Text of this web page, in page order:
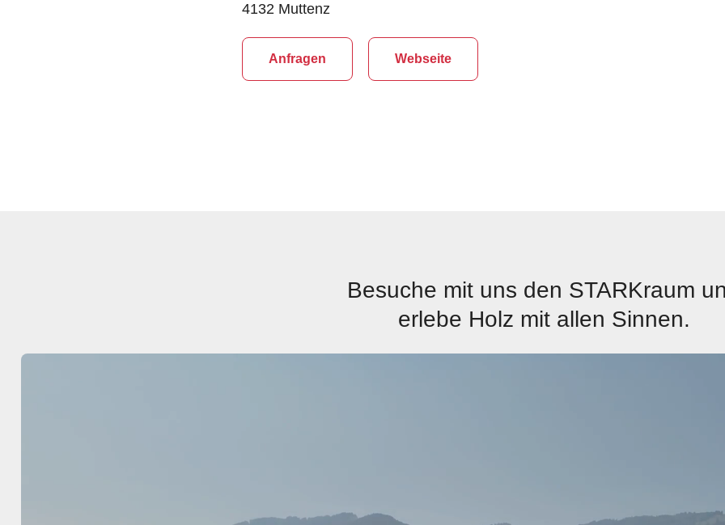
4132 Muttenz
Anfragen Webseite
Besuche mit uns den STARKraum
erlebe Holz mit allen Sinnen.